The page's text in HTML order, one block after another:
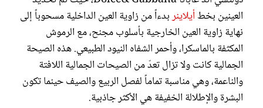
العينين بخطأيلاينربدءاً من زاوية العين الداخلية مسحوباً إلى
نهاية زاوية العين الخارجية بأسلوب مجنح، مع الرموش
المكثفة بالماسكرا، وأحمر الشفاه النيود الطبيعي. هذه الصيحة
الجمالية كانت ولا تزال تعدّ من الصيحات الجمالية اللافتة
والناعمة، وهي مناسبة تماماً لفصل الربيع والصيف حينما تكون
البشرة والإطلالة الخفيفة هي الأكثر جاذبية.